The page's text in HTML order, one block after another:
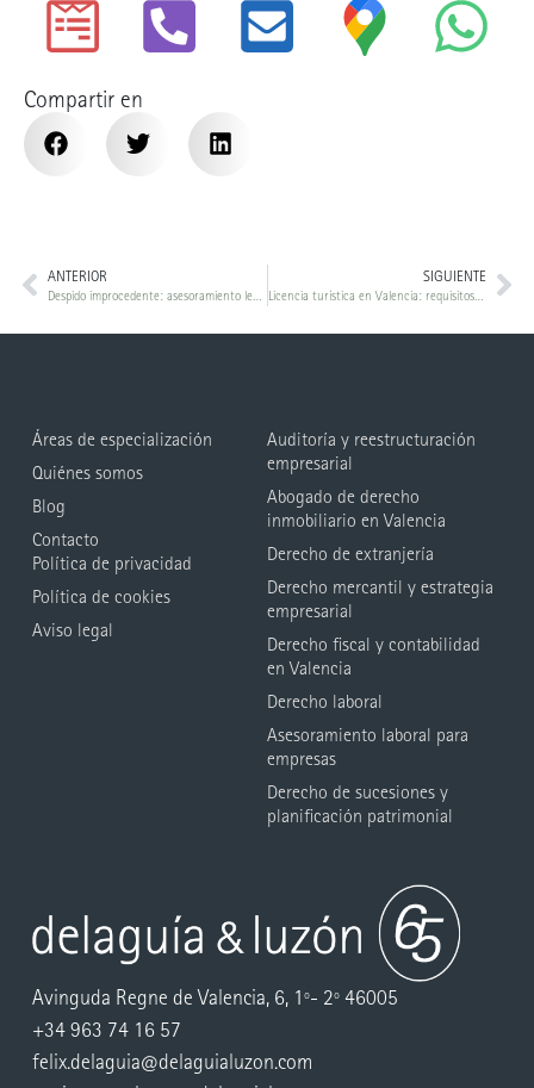
Compartir en
ANTERIOR
Despido improcedente: asesoramiento legal, indemnización y cálculo
SIGUIENTE
Licencia turística en Valencia: requisitos legales y gestión para inversores
Avinguda Regne de Valencia, 6, 1º- 2º 46005
+34 963 74 16 57
felix.delaguia@delaguialuzon.com
Áreas de especialización
Quiénes somos
Blog
Contacto
Política de privacidad
Política de cookies
Aviso legal
Auditoría y reestructuración
empresarial
Abogado de derecho
inmobiliario en Valencia
Derecho de extranjería
Derecho mercantil y estrategia
empresarial
Derecho fiscal y contabilidad
en Valencia
Derecho laboral
Asesoramiento laboral para
empresas
Derecho de sucesiones y
planificación patrimonial